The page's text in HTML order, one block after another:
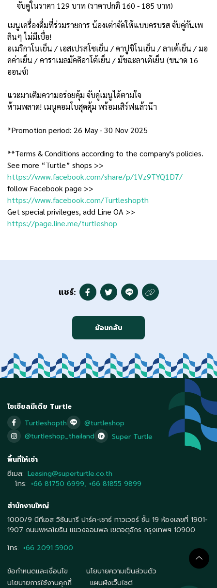
จับคู่ในราคา 129 บาท (ราคาปกติ 160 - 185 บาท)
เมนูเครื่องดื่มที่ร่วมรายการ น้องเต่าจัดให้แบบครบรส จับคู่กันเพ
ลินๆ ไม่มีเบื่อ!
อเมริกาโนเย็น / เอสเปรสโซเย็น / คาปูชิโนเย็น / ลาเต้เย็น / มอ
คค่าเย็น / คาราเมลมัคคิอาโต้เย็น / มัชฉะลาเต้เย็น (ขนาด 16
ออนซ์)
แวะมาเติมความอร่อยคุ้ม จับคู่เมนูได้ตามใจ
ห้ามพลาด! เมนูคอมโบสุดคุ้ม พร้อมเสิร์ฟแล้วน๊า
*Promotion period: 26 May - 30 Nov 2025
**Terms & Conditions according to the company's policies.
See more “Turtle” shops >>
https://www.facebook.com/share/p/1Vz9TYQ1D7/
follow Facebook page >>
https://www.facebook.com/Turtleshopth
Get special privileges, add Line OA >>
https://page.line.me/turtleshop
ย้อนกลับ
แชร์:
โซเซียลมีเดีย Turtle
Turtleshopth
@turtleshop
@turtleshop_thailand
Super Turtle
พื้นที่ให้เช่า
อีเมล: Leasing@superturtle.co.th
โทร: +66 81750 6999, +66 81855 9899
สำนักงานใหญ่
1000/9 บีทีเอส วิชันนารี ปาร์ค-เซาธ์ ทาวเวอร์ ชั้น 19 ห้องเลขที่ 1901-
1907 ถนนพหลโยธิน แขวงจอมพล เขตจตุจักร กรุงเทพฯ 10900
โทร: +66 2091 5900
ข้อกำหนดและเงื่อนไข
นโยบายความเป็นส่วนตัว
นโยบายการใช้งานคุกกี้
แผนผังเว็บไซต์